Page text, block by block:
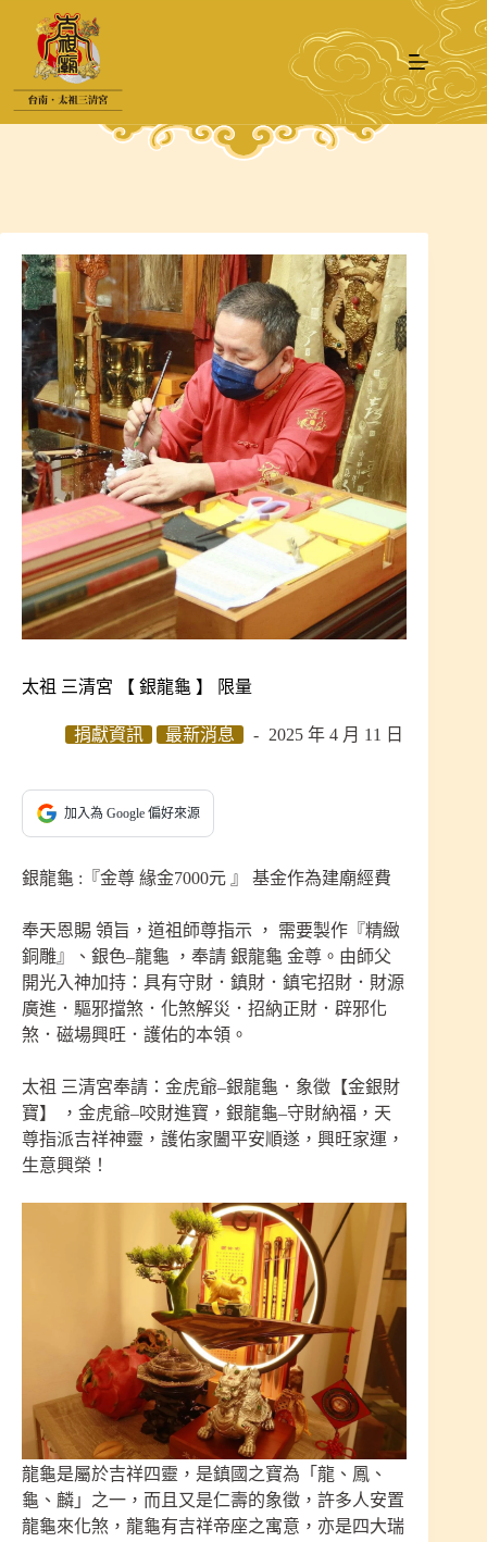
要
太祖 三清宮 【 銀龍龜 】 限量
捐獻資訊 最新消息 2025 年 4 月 11 日
加入為 Google 偏好來源
銀龍龜 :『金尊 緣金7000元 』 基金作為建廟經費
奉天恩賜 領旨，道祖師尊指示 ， 需要製作『精緻
銅雕』、銀色–龍龜 ，奉請 銀龍龜 金尊。由師父
開光入神加持：具有守財．鎮財．鎮宅招財．財源
廣進．驅邪擋煞．化煞解災．招納正財．辟邪化
煞．磁場興旺．護佑的本領。
太祖 三清宮奉請：金虎爺–銀龍龜．象徵【金銀財
寶】 ，金虎爺–咬財進寶，銀龍龜–守財納福，天
尊指派吉祥神靈，護佑家闔平安順遂，興旺家運，
生意興榮！
龍龜是屬於吉祥四靈，是鎮國之寶為「龍、鳳、
龜、麟」之一，而且又是仁壽的象徵，許多人安置
龍龜來化煞，龍龜有吉祥帝座之寓意，亦是四大瑞